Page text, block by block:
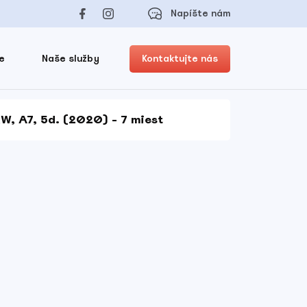
Napíšte nám
Naše služby Kontaktujte nás
A7, 5d. (2020) - 7 miest